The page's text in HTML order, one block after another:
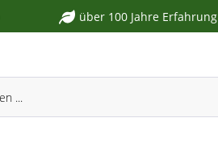
über 100 Jahre Erfahrung